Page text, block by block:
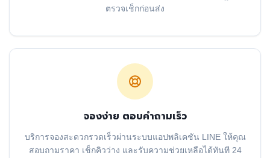
ตรวจเช็กก่อนส่ง
จองง่าย ตอบคำถามเร็ว
บริการจองสะดวกรวดเร็วผ่านระบบแอปพลิเคชัน LINE ให้คุณ
สอบถามราคา เช็กคิวว่าง และรับความช่วยเหลือได้ทันที 24